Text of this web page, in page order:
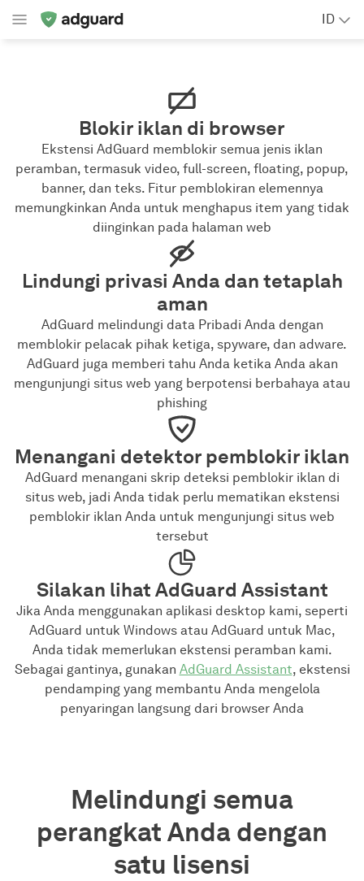
ID
Blokir iklan di browser
Ekstensi AdGuard memblokir semua jenis iklan
peramban, termasuk video, full-screen, floating, popup,
banner, dan teks. Fitur pemblokiran elemennya
memungkinkan Anda untuk menghapus item yang tidak
diinginkan pada halaman web
Lindungi privasi Anda dan tetaplah
aman
AdGuard melindungi data Pribadi Anda dengan
memblokir pelacak pihak ketiga, spyware, dan adware.
AdGuard juga memberi tahu Anda ketika Anda akan
mengunjungi situs web yang berpotensi berbahaya atau
phishing
Menangani detektor pemblokir iklan
AdGuard menangani skrip deteksi pemblokir iklan di
situs web, jadi Anda tidak perlu mematikan ekstensi
pemblokir iklan Anda untuk mengunjungi situs web
tersebut
Silakan lihat AdGuard Assistant
Jika Anda menggunakan aplikasi desktop kami, seperti
AdGuard untuk Windows atau AdGuard untuk Mac,
Anda tidak memerlukan ekstensi peramban kami.
Sebagai gantinya, gunakan AdGuard Assistant, ekstensi
pendamping yang membantu Anda mengelola
penyaringan langsung dari browser Anda
Melindungi semua
perangkat Anda dengan
satu lisensi